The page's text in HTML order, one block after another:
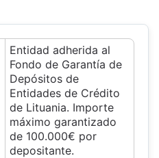
Entidad adherida al
Fondo de Garantía de
Depósitos de
Entidades de Crédito
de Lituania. Importe
máximo garantizado
de 100.000€ por
depositante.